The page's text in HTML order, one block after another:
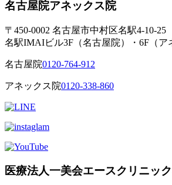
名古屋院アネックス院
〒450-0002 名古屋市中村区名駅4-10-25
名駅IMAIビル3F（名古屋院）・6F（ア
名古屋院0120-764-912
アネックス院0120-338-860
医療法人一美会エースクリニッ